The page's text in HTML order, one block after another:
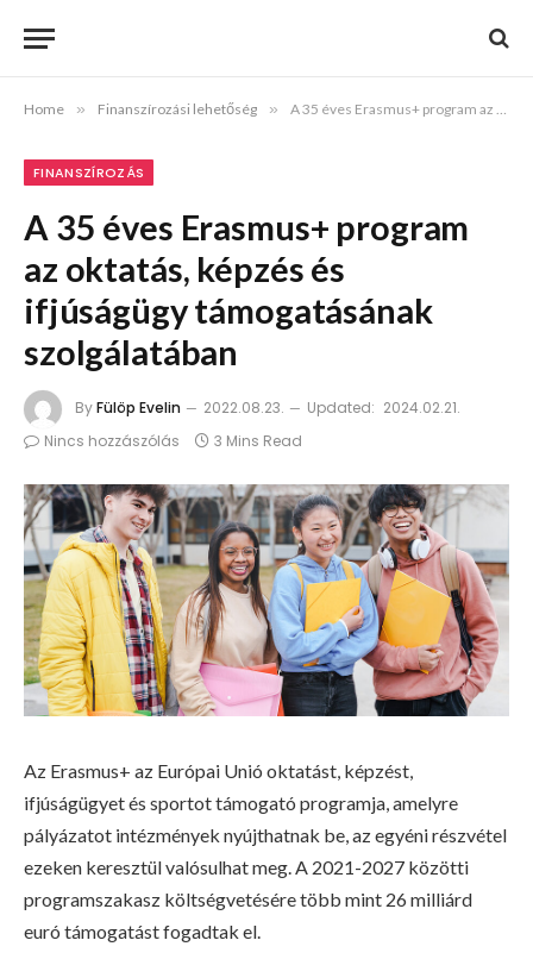
Home » Finanszírozási lehetőség » A 35 éves Erasmus+ program az oktatás, képzés és ifjúságügy támogatásának szolgálatában
FINANSZÍROZÁS
A 35 éves Erasmus+ program
az oktatás, képzés és
ifjúságügy támogatásának
szolgálatában
ByFülöp Evelin 2022.08.23. Updated: 2024.02.21.
Nincs hozzászólás
3 Mins Read
Az Erasmus+ az Európai Unió oktatást, képzést,
ifjúságügyet és sportot támogató programja, amelyre
pályázatot intézmények nyújthatnak be, az egyéni részvétel
ezeken keresztül valósulhat meg. A 2021-2027 közötti
programszakasz költségvetésére több mint 26 milliárd
euró támogatást fogadtak el.